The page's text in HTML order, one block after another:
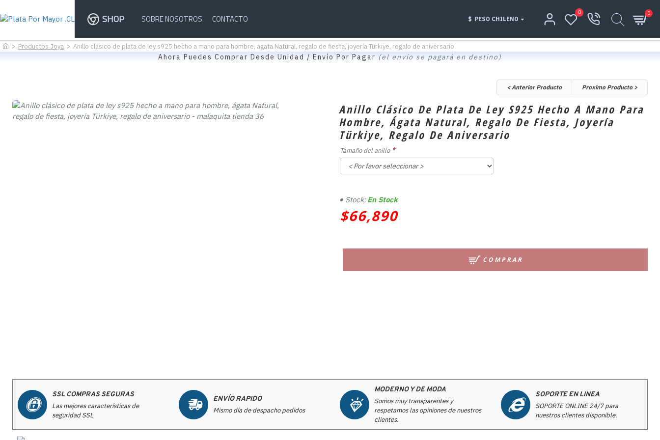
SHOP SOBRE NOSOTROS CONTACTO $ PESO CHILENO
0 0
Productos Joya Anillo clásico de plata de ley s925 hecho a mano para hombre, ágata Natural, regalo de fiesta, joyería Türkiye, regalo de aniversario
Ahora Puedes Comprar Desde Unidad / Envío Por Pagar (el envío se pagará en destino)
< Anterior Producto Proximo Producto >
Anillo Clásico De Plata De Ley S925 Hecho A Mano Para
Hombre, Ágata Natural, Regalo De Fiesta, Joyería
Türkiye, Regalo De Aniversario
$66,890
Stock: En Stock
Tamaño del anillo
COMPRAR
SSL COMPRAS SEGURAS
Las mejores características de
seguridad SSL
ENVÍO RAPIDO
Mismo día de despacho pedidos
MODERNO Y DE MODA
Somos muy transparentes y
respetamos las opiniones de nuestros
clientes.
SOPORTE EN LINEA
SOPORTE ONLINE 24/7 para
nuestros clientes disponible.